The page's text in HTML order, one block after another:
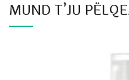
MUND T’JU